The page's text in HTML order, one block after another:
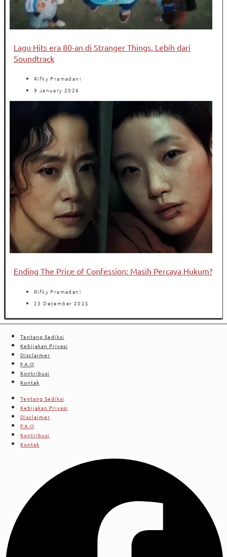
Lagu Hits era 80-an di Stranger Things, Lebih dari
Soundtrack
Rifky Pramadani
9 January 2026
Ending The Price of Confession: Masih Percaya Hukum?
Rifky Pramadani
23 December 2025
Tentang Sediksi
Kebijakan Privasi
Disclaimer
F.A.Q
Kontribusi
Kontak
Tentang Sediksi
Kebijakan Privasi
Disclaimer
F.A.Q
Kontribusi
Kontak